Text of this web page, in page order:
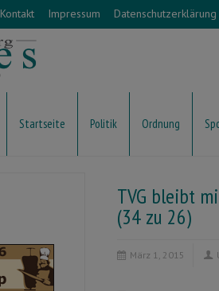
Kontakt Impressum Datenschutzerklärung
Startseite Politik Ordnung
TVG bleibt
(34 zu 26)
März 1, 2015